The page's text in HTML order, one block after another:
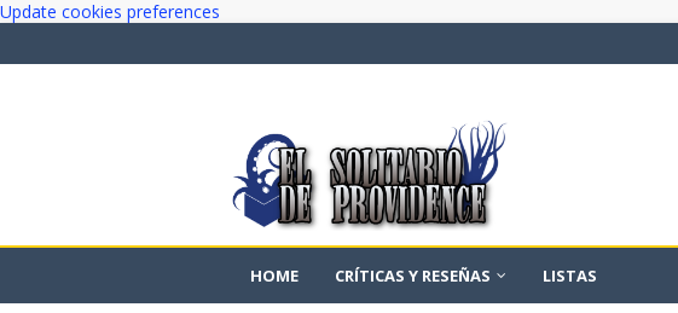
Update cookies preferences
HOME CRÍTICAS Y RESEÑAS LISTAS